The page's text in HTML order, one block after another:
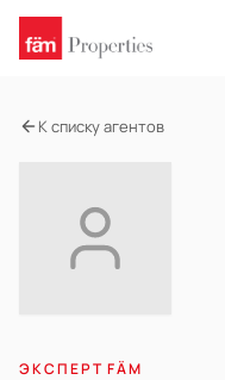
К списку агентов
ЭКСПЕРТ FÄM